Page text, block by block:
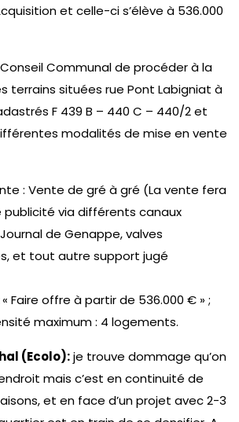
et celle-ci s’élève à 536.000
Communal de procéder à la
terrains situées rue Pont Labigniat à
F 439 B – 440 C – 440/2 et
modalités de mise en vente
: Vente de gré à gré (La vente fera
publicité via différents canaux
de Genappe, valves
et tout autre support jugé
Faire offre à partir de 536.000 € » ;
maximum : 4 logements.
(Ecolo):je trouve dommage qu’on
mais c’est en continuité de
et en face d’un projet avec 2-3